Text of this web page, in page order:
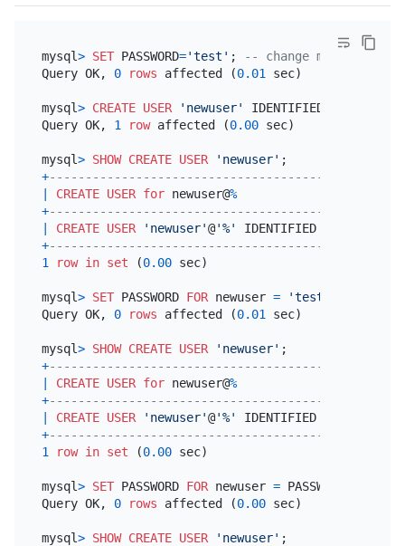
mysql> SET PASSWORD='test' ;
-- change my password
Query OK, 0 rows affected (0.01 sec)
mysql> CREATE USER 'newuser' IDENTIFIED
Query OK, 1 row affected (0.00 sec)
mysql> SHOW CREATE USER 'newuser'
+
|
CREATE USER for newuser@%
+
|
CREATE USER 'newuser'@'%' IDENTIFIED
+
1
row in set (0.00 sec)
mysql> SET PASSWORD FOR newuser = 'test'
Query OK, 0 rows affected (0.01 sec)
mysql> SHOW CREATE USER 'newuser'
+
|
CREATE USER for newuser@%
+
|
CREATE USER 'newuser'@'%' IDENTIFIED
+
1
row in set (0.00 sec)
mysql> SET PASSWORD FOR newuser = PASSWORD(
Query OK, 0 rows affected (0.00 sec)
mysql> SHOW CREATE USER 'newuser'